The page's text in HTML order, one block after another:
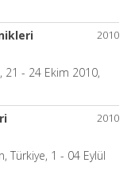
2010
21 - 24 Ekim 2010,
2010
Türkiye, 1 - 04 Eylül